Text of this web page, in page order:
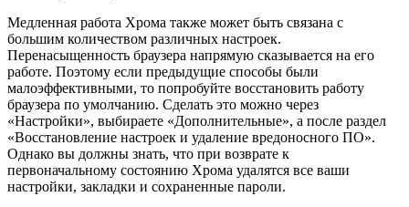
Медленная работа Хрома также может быть связана с
большим количеством различных настроек.
Перенасыщенность браузера напрямую сказывается на его
работе. Поэтому если предыдущие способы были
малоэффективными, то попробуйте восстановить работу
браузера по умолчанию. Сделать это можно через
«Настройки», выбираете «Дополнительные», а после раздел
«Восстановление настроек и удаление вредоносного ПО».
Однако вы должны знать, что при возврате к
первоначальному состоянию Хрома удалятся все ваши
настройки, закладки и сохраненные пароли.